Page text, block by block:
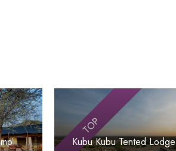
TOP
Kubu Kubu Tented Lodge